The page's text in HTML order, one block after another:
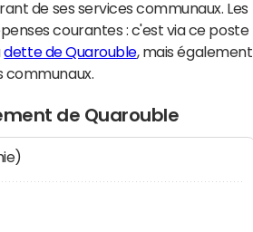
de ses services communaux. Les
courantes : c'est via ce poste
dette de Quarouble, mais également
communaux.
de Quarouble